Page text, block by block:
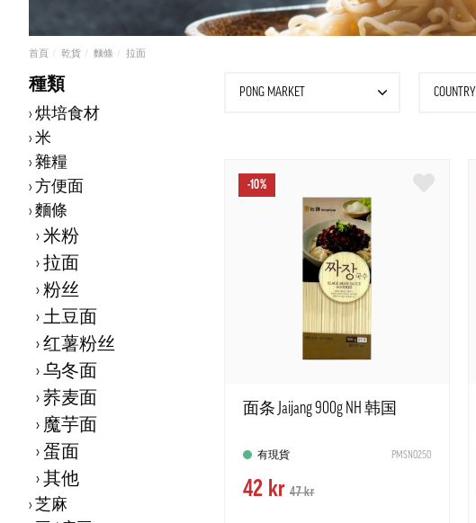
首頁 乾貨 麵條 拉面
種類
烘培食材
米
雜糧
方便面
麵條
米粉
拉面
粉丝
土豆面
红薯粉丝
乌冬面
荞麦面
魔芋面
蛋面
其他
芝麻
PONG MARKET COUNTRY
-10%
面条 Jaijang 900g NH 韩国
有現貨 PMSN0250
42 kr 47 kr